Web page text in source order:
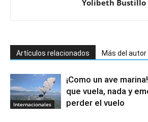
Yolibeth Bustillo
Artículos relacionados Más del autor
Internacionales
¡Como un ave
que vuela, nada y
perder el vuelo